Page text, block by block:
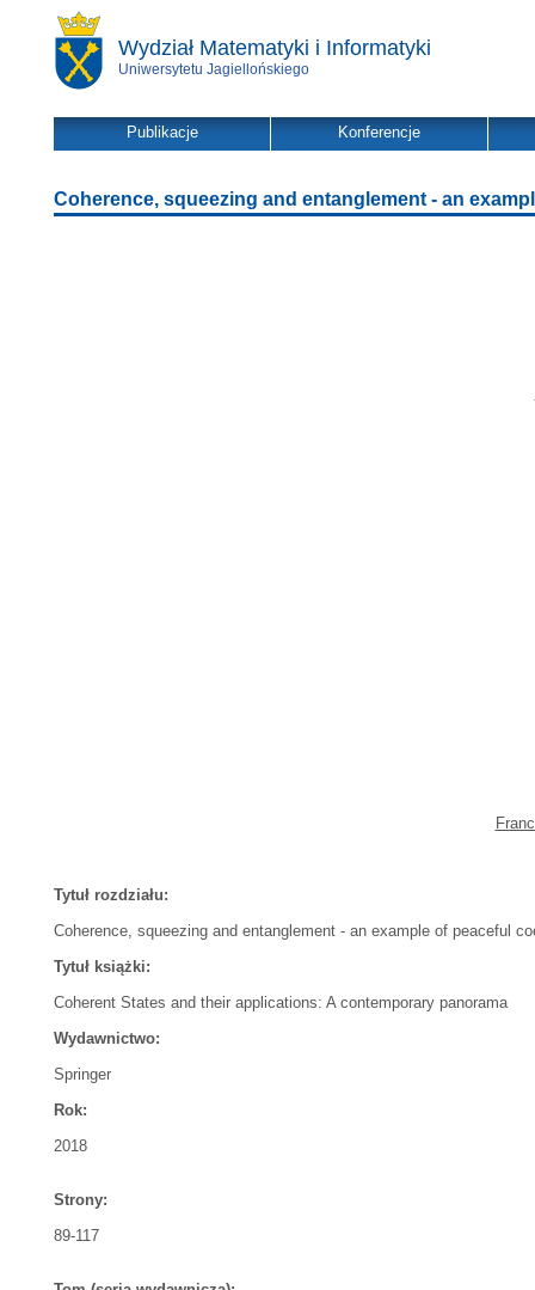
Wydział Matematyki i Informatyki
Uniwersytetu Jagiellońskiego
Publikacje Konferencje
Coherence, squeezing and entanglement - an
Tytuł rozdziału:
Coherence, squeezing and entanglement - an example of peaceful
Tytuł książki:
Coherent States and their applications: A contemporary panorama
Wydawnictwo:
Springer
Rok:
2018
Strony:
89-117